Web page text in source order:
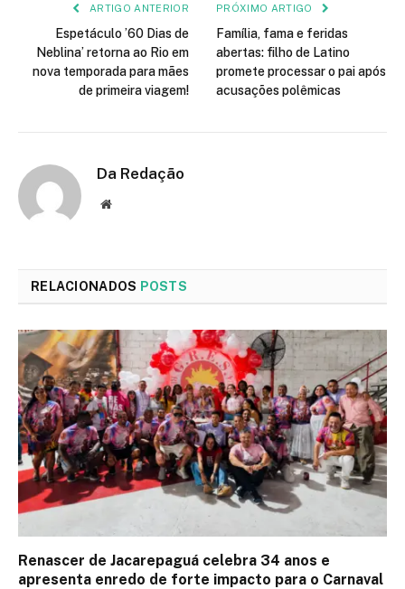
ARTIGO ANTERIOR
Espetáculo ’60 Dias de
Neblina’ retorna ao Rio em
nova temporada para mães
de primeira viagem!
PRÓXIMO ARTIGO
Família, fama e feridas
abertas: filho de Latino
promete processar o pai após
acusações polêmicas
Da Redação
Site
RELACIONADOS POSTS
Renascer de Jacarepaguá celebra 34 anos e
apresenta enredo de forte impacto para o Carnaval